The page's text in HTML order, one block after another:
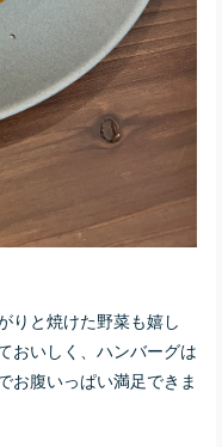
りと焼けた野菜も嬉し
おいしく、ハンバーグは
お腹いっぱい満足できま